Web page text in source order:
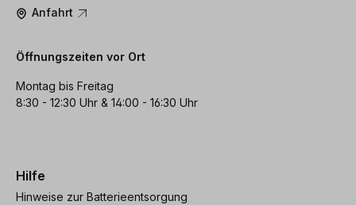
Anfahrt
Öffnungszeiten vor Ort
Montag bis Freitag
8:30 - 12:30 Uhr & 14:00 - 16:30 Uhr
Hilfe
Hinweise zur Batterieentsorgung